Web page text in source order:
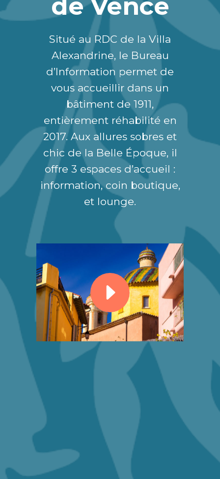
de Vence
Situé au RDC de la Villa
Alexandrine, le Bureau
d’Information permet de
vous accueillir dans un
bâtiment de 1911,
entièrement réhabilité en
2017. Aux allures sobres et
chic de la Belle Époque, il
offre 3 espaces d’accueil :
information, coin boutique,
et lounge.